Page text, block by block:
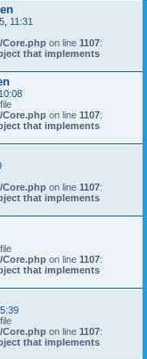
11:31
on line 1107:
that implements
on line 1107:
that implements
on line 1107:
that implements
on line 1107:
that implements
on line 1107:
that implements